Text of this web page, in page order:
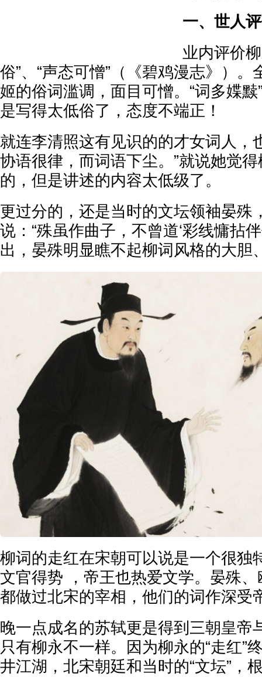
一、世人
业内评价
俗”、“声态可憎”（《碧鸡漫志》）
姬的俗词滥调，面目可憎。“词多媟
是写得太低俗了，态度不端正！
就连李清照这有见识的的才女词人，
协语很律，而词语下尘。”就说她觉
的，但是讲述的内容太低级了。
更过分的，还是当时的文坛领袖晏殊
说：“殊虽作曲子，不曾道‘彩线慵拈
出，晏殊明显瞧不起柳词风格的大胆
柳词的走红在宋朝可以说是一个很独
文官得势 ，帝王也热爱文学。晏殊
都做过北宋的宰相，他们的词作深受
晚一点成名的苏轼更是得到三朝皇帝
只有柳永不一样。因为柳永的“走红”
井江湖，北宋朝廷和当时的“文坛”，